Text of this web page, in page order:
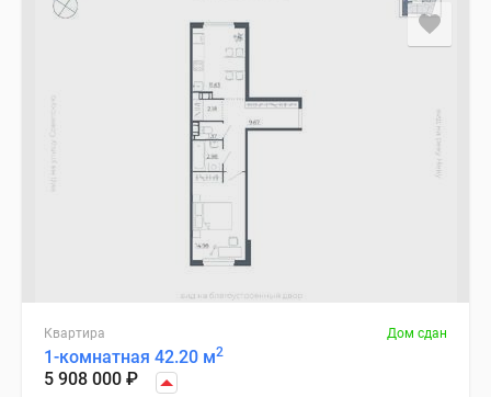
Квартира Дом сдан
1-комнатная 42.20 м2
5 908 000 ₽